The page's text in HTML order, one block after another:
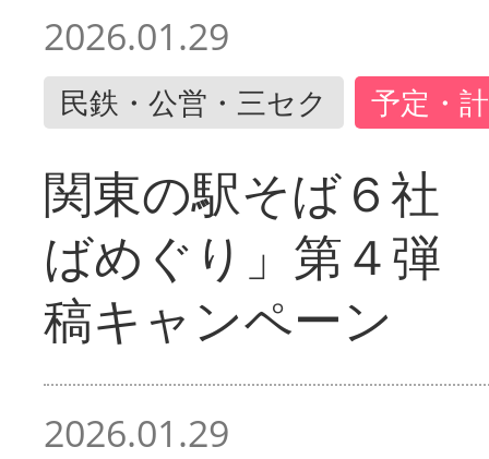
2026.01.29
民鉄・公営・三セク 予定・
関東の駅そば６社
ばめぐり」第４弾
稿キャンペーン
2026.01.29